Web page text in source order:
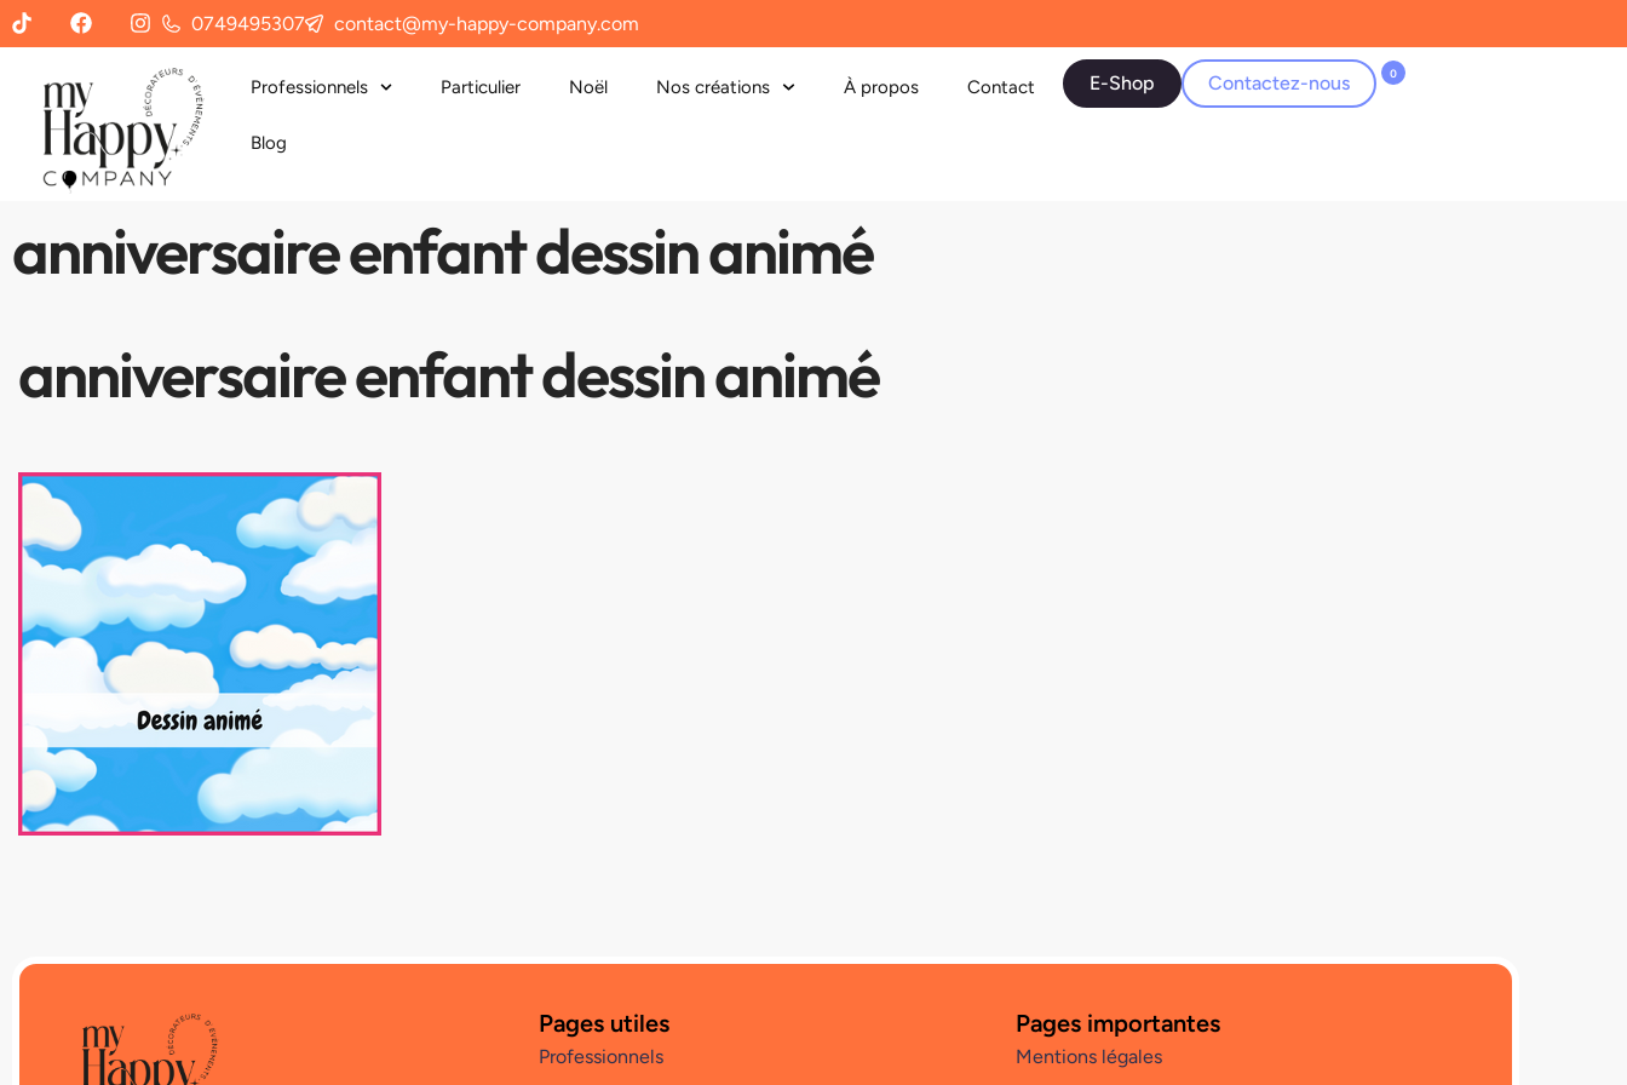
0749495307 contact@my-happy-company.com
Professionnels Particulier Noël Nos créations À propos Contact
Blog
E-Shop Contactez-nous 0
anniversaire enfant dessin animé
anniversaire enfant dessin animé
Pages utiles
Professionnels
Pages importantes
Mentions légales